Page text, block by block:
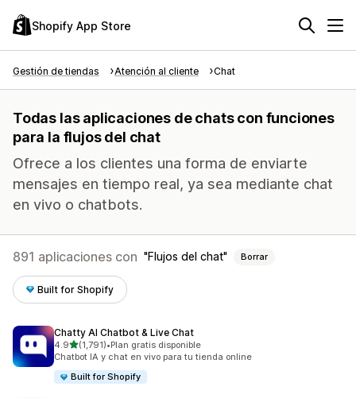
Shopify App Store
Gestión de tiendas Atención al cliente Chat
Todas las aplicaciones de chats con funciones
para la flujos del chat
Ofrece a los clientes una forma de enviarte
mensajes en tiempo real, ya sea mediante chat
en vivo o chatbots.
891 aplicaciones con Flujos del chat Borrar
Built for Shopify
Chatty AI Chatbot & Live Chat
4.9de 5 estrellas
(1,791)
1791 reseñas en total
•Plan gratis disponible
Chatbot IA y chat en vivo para tu tienda online
Built for Shopify